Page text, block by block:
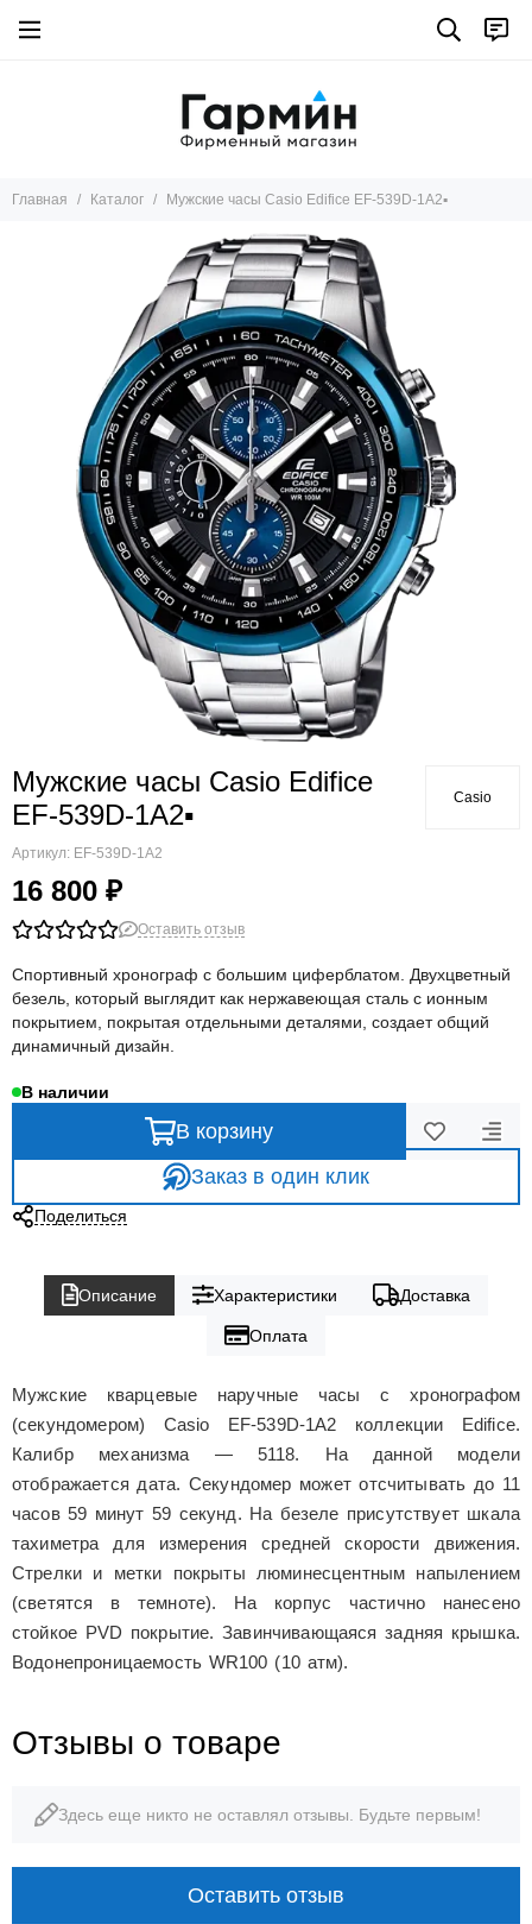
Главная Каталог Мужские часы Casio Edifice EF-539D-1A2▪
Мужские часы Casio Edifice
EF-539D-1A2▪
Артикул: EF-539D-1A2
16 800 ₽
Casio
Оставить отзыв
Спортивный хронограф с большим циферблатом. Двухцветный
безель, который выглядит как нержавеющая сталь с ионным
покрытием, покрытая отдельными деталями, создает общий
динамичный дизайн.
В наличии
В корзину
Заказ в один клик
Поделиться
Описание Характеристики Доставка
Оплата
Мужские кварцевые наручные часы с хронографом
(секундомером) Casio EF-539D-1A2 коллекции Edifice.
Калибр механизма — 5118. На данной модели
отображается дата. Секундомер может отсчитывать до 11
часов 59 минут 59 секунд. На безеле присутствует шкала
тахиметра для измерения средней скорости движения.
Стрелки и метки покрыты люминесцентным напылением
(светятся в темноте). На корпус частично нанесено
стойкое PVD покрытие. Завинчивающаяся задняя крышка.
Водонепроницаемость WR100 (10 атм).
Отзывы о товаре
Здесь еще никто не оставлял отзывы. Будьте первым!
Оставить отзыв